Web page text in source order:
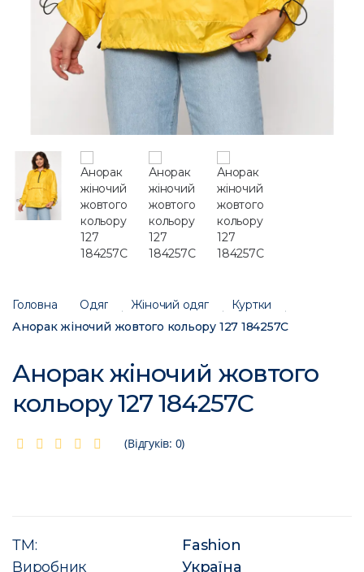
Головна Одяг Жіночий одяг
Куртки
Анорак жіночий жовтого кольору 127 184257C
Анорак жіночий жовтого
кольору 127 184257C
(Відгуків: 0)
ТМ:
Fashion
Виробник
Україна